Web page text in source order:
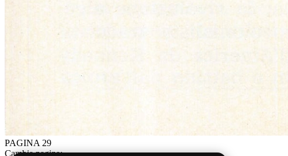
PAGINA 29
Cambia pagina: